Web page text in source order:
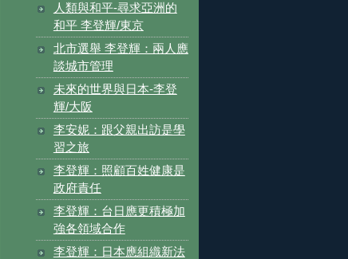
人類與和平-尋求亞洲的
和平 李登輝/東京
北市選舉 李登輝：兩人應
談城市管理
未來的世界與日本-李登
輝/大阪
李安妮：跟父親出訪是學
習之旅
李登輝：照顧百姓健康是
政府責任
李登輝：台日應更積極加
強各領域合作
李登輝：日本應組織新法